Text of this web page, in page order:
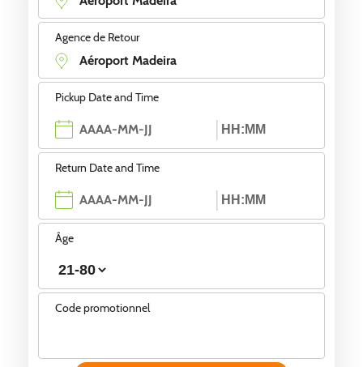
Agence de Retour
Pickup Date and Time
Return Date and Time
Âge
Code promotionnel